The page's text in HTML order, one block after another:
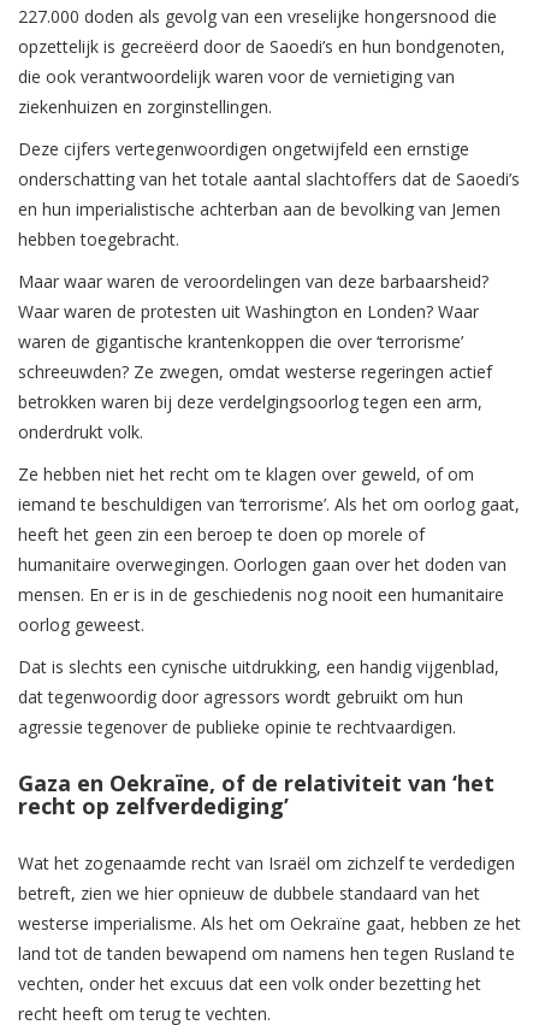
227.000 doden als gevolg van een vreselijke hongersnood die
opzettelijk is gecreëerd door de Saoedi’s en hun bondgenoten,
die ook verantwoordelijk waren voor de vernietiging van
ziekenhuizen en zorginstellingen.
Deze cijfers vertegenwoordigen ongetwijfeld een ernstige
onderschatting van het totale aantal slachtoffers dat de Saoedi’s
en hun imperialistische achterban aan de bevolking van Jemen
hebben toegebracht.
Maar waar waren de veroordelingen van deze barbaarsheid?
Waar waren de protesten uit Washington en Londen? Waar
waren de gigantische krantenkoppen die over ‘terrorisme’
schreeuwden? Ze zwegen, omdat westerse regeringen actief
betrokken waren bij deze verdelgingsoorlog tegen een arm,
onderdrukt volk.
Ze hebben niet het recht om te klagen over geweld, of om
iemand te beschuldigen van ‘terrorisme’. Als het om oorlog gaat,
heeft het geen zin een beroep te doen op morele of
humanitaire overwegingen. Oorlogen gaan over het doden van
mensen. En er is in de geschiedenis nog nooit een humanitaire
oorlog geweest.
Dat is slechts een cynische uitdrukking, een handig vijgenblad,
dat tegenwoordig door agressors wordt gebruikt om hun
agressie tegenover de publieke opinie te rechtvaardigen.
Gaza en Oekraïne, of de relativiteit van ‘het
recht op zelfverdediging’
Wat het zogenaamde recht van Israël om zichzelf te verdedigen
betreft, zien we hier opnieuw de dubbele standaard van het
westerse imperialisme. Als het om Oekraïne gaat, hebben ze het
land tot de tanden bewapend om namens hen tegen Rusland te
vechten, onder het excuus dat een volk onder bezetting het
recht heeft om terug te vechten.